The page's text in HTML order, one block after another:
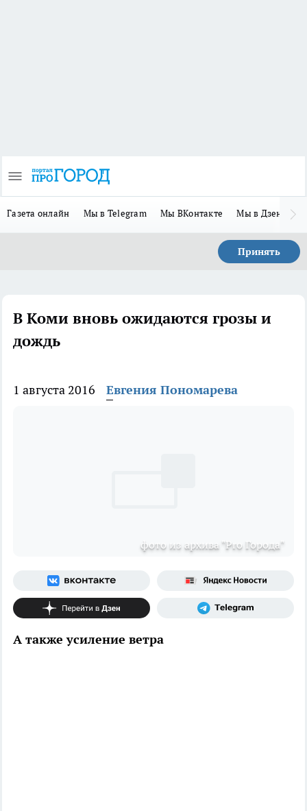
Газета онлайн Мы в Telegram Мы ВКонтакте Мы в Дзене
Принять
В Коми вновь ожидаются грозы и
дождь
1 августа 2016 Евгения Пономарева
фото из архива "Pro Города"
А также усиление ветра